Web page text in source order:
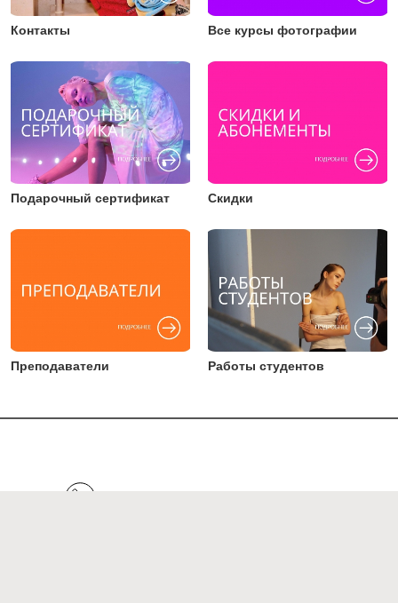
Контакты Все курсы фотографии
Подарочный сертификат Скидки
Преподаватели Работы студентов